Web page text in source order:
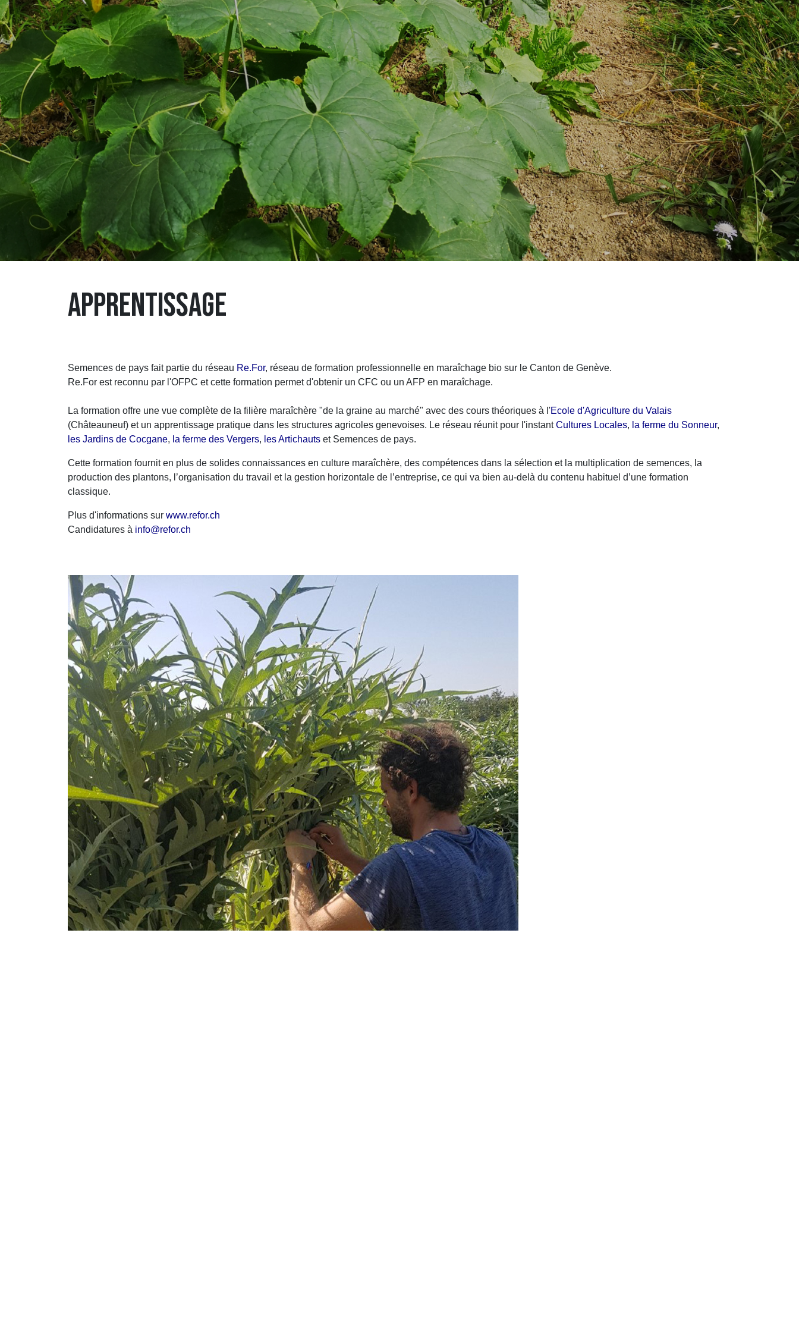
APPRENTISSAGE
Semences de pays fait partie du réseau Re.For, réseau de formation professionnelle en maraîchage bio sur le Canton de Genève.
Re.For est reconnu par l'OFPC et cette formation permet d'obtenir un CFC ou un AFP en maraîchage.
La formation offre une vue complète de la filière maraîchère "de la graine au marché" avec des cours théoriques à l'Ecole d'Agriculture du Valais
(Châteauneuf) et un apprentissage pratique dans les structures agricoles genevoises. Le réseau réunit pour l'instantCultures Locales, la ferme du Sonneur,
les Jardins de Cocgane, la ferme des Vergers, les Artichauts et Semences de pays.
Cette formation fournit en plus de solides connaissances en culture maraîchère, des compétences dans la sélection et la multiplication de semences, la
production des plantons, l’organisation du travail et la gestion horizontale de l’entreprise, ce qui va bien au-delà du contenu habituel d’une formation
classique.
Plus d'informations sur www.refor.ch
Candidatures à info@refor.ch